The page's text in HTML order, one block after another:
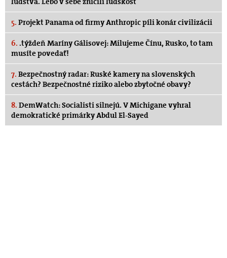
5. Projekt Panama od firmy Anthropic píli konár civilizácii
6. .týždeň Maríny Gálisovej: Milujeme Čínu, Rusko, to tam
musíte povedať!
7. Bezpečnostný radar: Ruské kamery na slovenských
cestách? Bezpečnostné riziko alebo zbytočné obavy?
8. DemWatch: Socialisti silnejú. V Michigane vyhral
demokratické primárky Abdul El-Sayed